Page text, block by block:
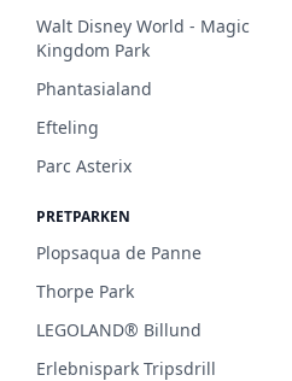
Walt Disney World - Magic
Kingdom Park
Phantasialand
Efteling
Parc Asterix
PRETPARKEN
Plopsaqua de Panne
Thorpe Park
LEGOLAND® Billund
Erlebnispark Tripsdrill